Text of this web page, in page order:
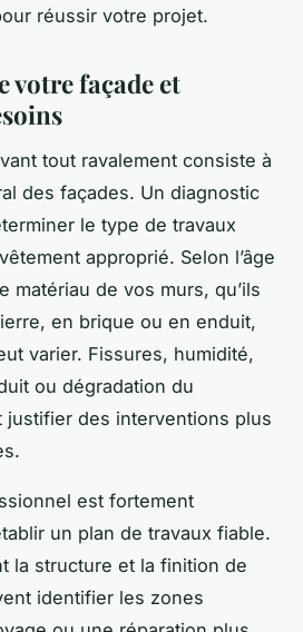
réussir votre projet.
votre façade et
tout ravalement consiste à
des façades. Un diagnostic
le type de travaux
approprié. Selon l’âge
matériau de vos murs, qu’ils
en brique ou en enduit,
varier. Fissures, humidité,
ou dégradation du
justifier des interventions plus
est fortement
un plan de travaux fiable.
la structure et la finition de
identifier les zones